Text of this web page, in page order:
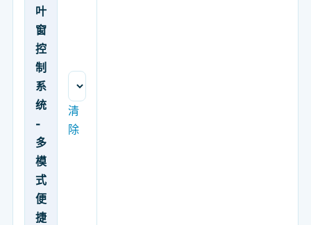
叶
窗
控
制
系
统
-
多
模
式
便
捷
清
除